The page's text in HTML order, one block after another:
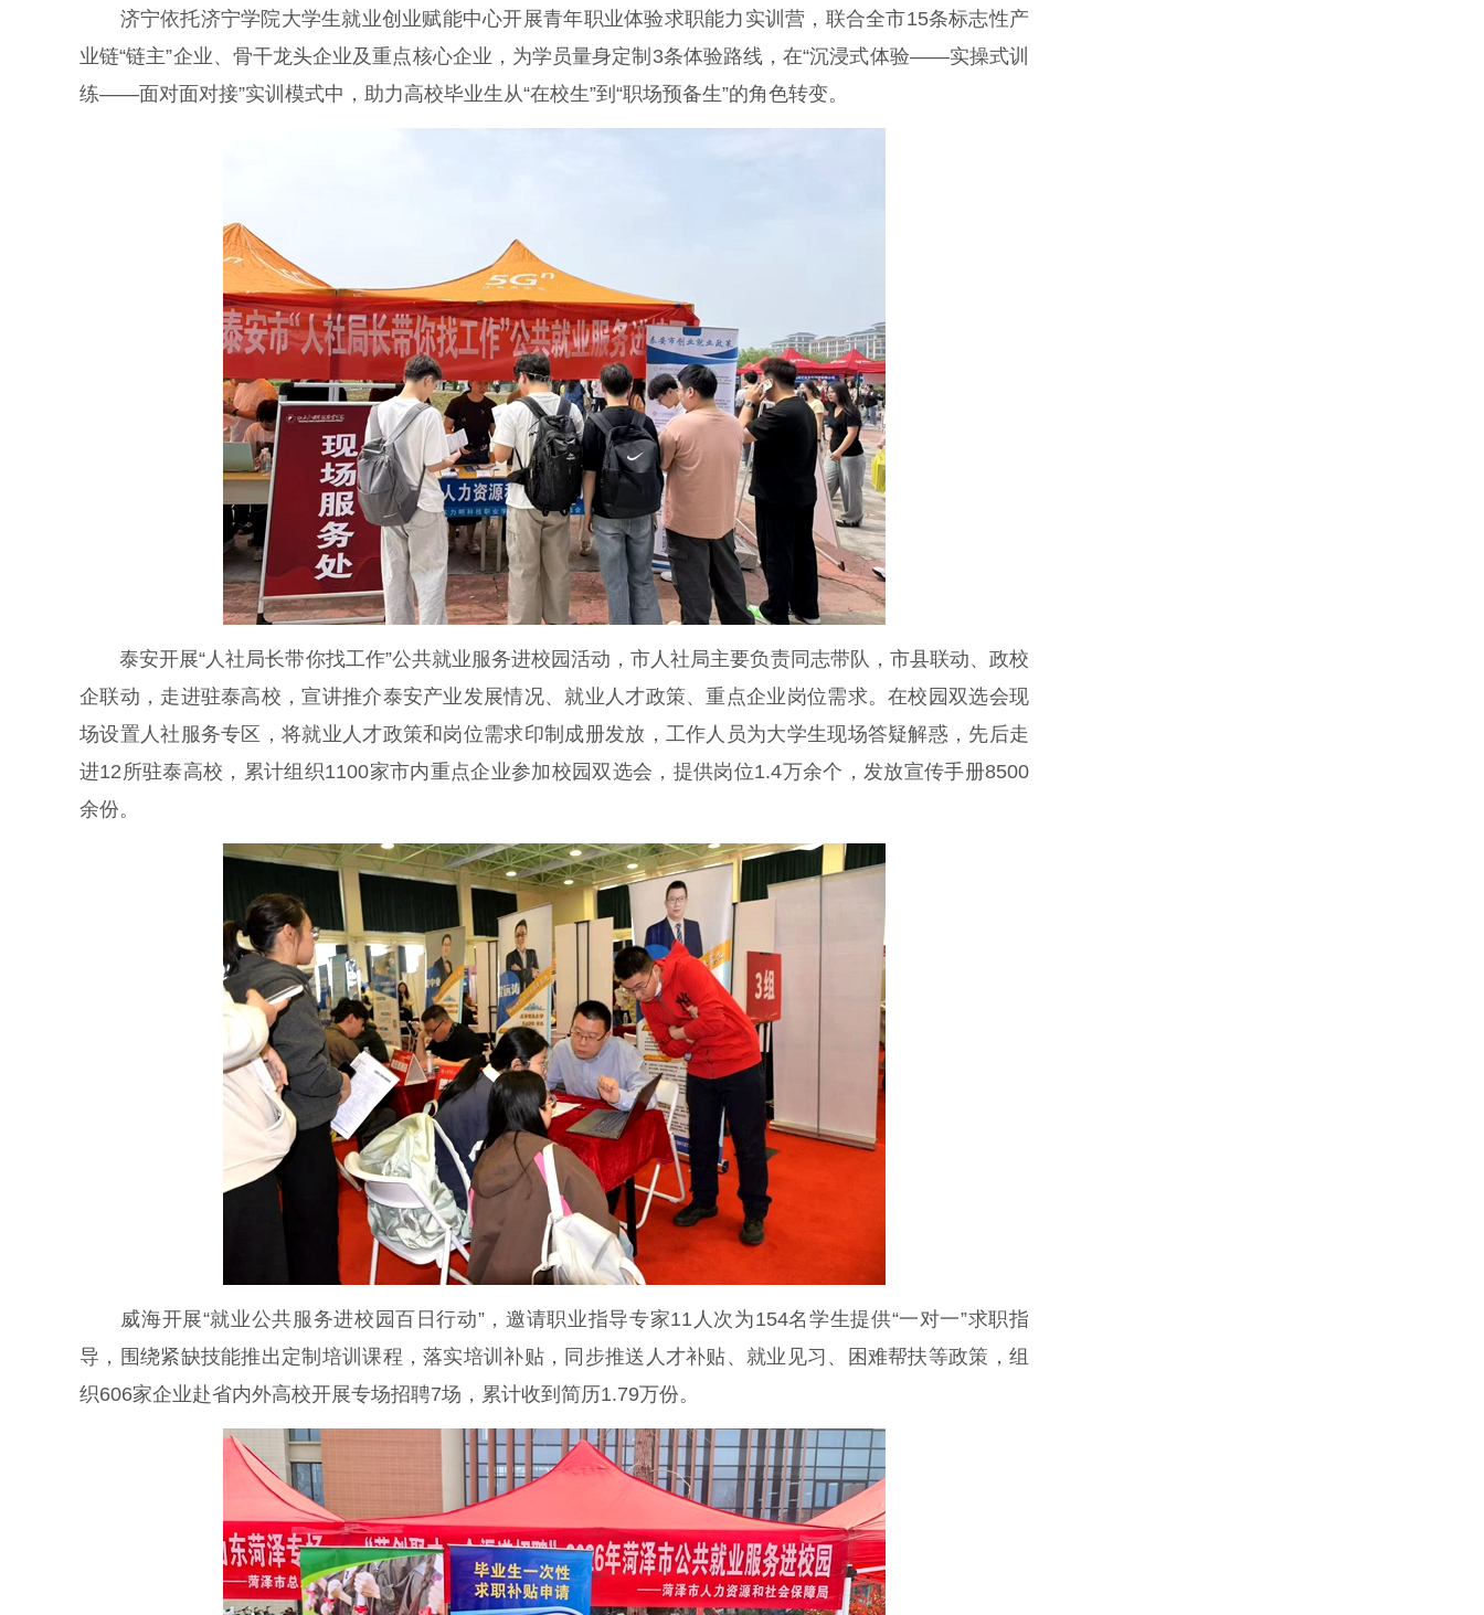
济宁依托济宁学院大学生就业创业赋能中心开展青年职业体验求职能力实训营，联合全市15条标志性产
业链“链主”企业、骨干龙头企业及重点核心企业，为学员量身定制3条体验路线，在“沉浸式体验——实操式训
练——面对面对接”实训模式中，助力高校毕业生从“在校生”到“职场预备生”的角色转变。
泰安开展“人社局长带你找工作”公共就业服务进校园活动，市人社局主要负责同志带队，市县联动、政校
企联动，走进驻泰高校，宣讲推介泰安产业发展情况、就业人才政策、重点企业岗位需求。在校园双选会现
场设置人社服务专区，将就业人才政策和岗位需求印制成册发放，工作人员为大学生现场答疑解惑，先后走
进12所驻泰高校，累计组织1100家市内重点企业参加校园双选会，提供岗位1.4万余个，发放宣传手册8500
余份。
威海开展“就业公共服务进校园百日行动”，邀请职业指导专家11人次为154名学生提供“一对一”求职指
导，围绕紧缺技能推出定制培训课程，落实培训补贴，同步推送人才补贴、就业见习、困难帮扶等政策，组
织606家企业赴省内外高校开展专场招聘7场，累计收到简历1.79万份。